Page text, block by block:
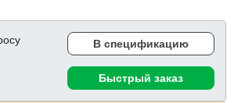
В спецификацию
Быстрый заказ